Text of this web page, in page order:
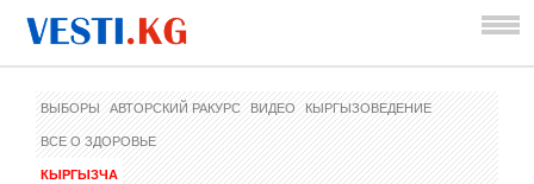
ВЫБОРЫ АВТОРСКИЙ РАКУРС ВИДЕО КЫРГЫЗОВЕДЕНИЕ
ВСЕ О ЗДОРОВЬЕ
КЫРГЫЗЧА